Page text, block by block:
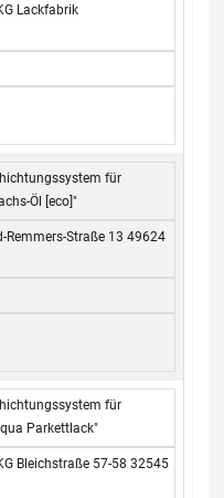
Lackfabrik
für
Öl [eco]"
Remmers-Straße 13 49624
für
Parkettlack"
Bleichstraße 57-58 32545